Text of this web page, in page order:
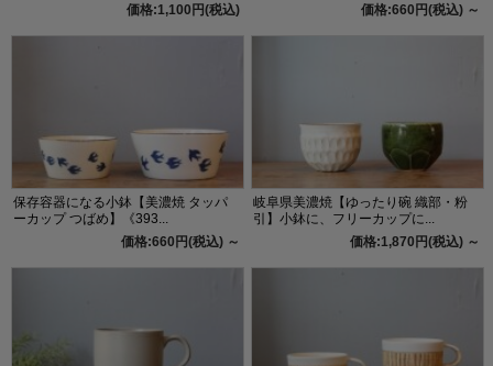
価格:1,100円(税込)
価格:660円(税込) ～
保存容器になる小鉢【美濃焼 タッパ
ーカップ つばめ】《393...
価格:660円(税込) ～
岐阜県美濃焼【ゆったり碗 織部・粉
引】小鉢に、フリーカップに...
価格:1,870円(税込) ～